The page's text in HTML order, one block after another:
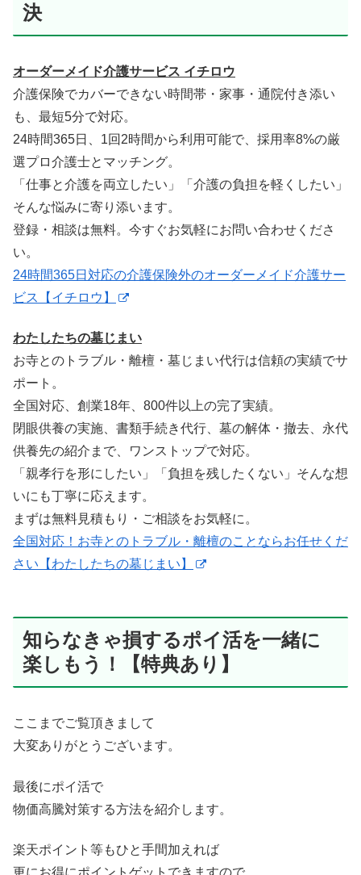
決
オーダーメイド介護サービス イチロウ
介護保険でカバーできない時間帯・家事・通院付き添い
も、最短5分で対応。
24時間365日、1回2時間から利用可能で、採用率8%の厳
選プロ介護士とマッチング。
「仕事と介護を両立したい」「介護の負担を軽くしたい」
そんな悩みに寄り添います。
登録・相談は無料。今すぐお気軽にお問い合わせくださ
い。
24時間365日対応の介護保険外のオーダーメイド介護サー
ビス【イチロウ】
わたしたちの墓じまい
お寺とのトラブル・離檀・墓じまい代行は信頼の実績でサ
ポート。
全国対応、創業18年、800件以上の完了実績。
閉眼供養の実施、書類手続き代行、墓の解体・撤去、永代
供養先の紹介まで、ワンストップで対応。
「親孝行を形にしたい」「負担を残したくない」そんな想
いにも丁寧に応えます。
まずは無料見積もり・ご相談をお気軽に。
全国対応！お寺とのトラブル・離檀のことならお任せくだ
さい【わたしたちの墓じまい】
知らなきゃ損するポイ活を一緒に
楽しもう！【特典あり】
ここまでご覧頂きまして
大変ありがとうございます。
最後にポイ活で
物価高騰対策する方法を紹介します。
楽天ポイント等もひと手間加えれば
更にお得にポイントゲットできますので、